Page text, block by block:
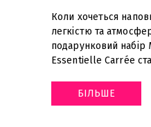
Коли хочеться
легкістю та
подарунковий набір
Essentielle Carrée
БІЛЬШЕ